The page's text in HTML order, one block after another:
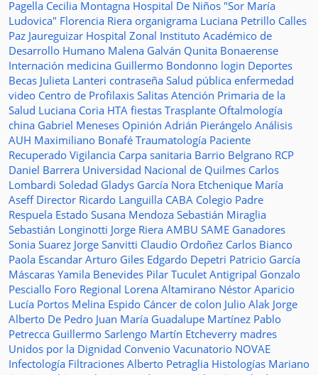
Pagella Cecilia Montagna Hospital De Niños "Sor María
Ludovica" Florencia Riera organigrama Luciana Petrillo Calles
Paz Jaureguizar Hospital Zonal Instituto Académico de
Desarrollo Humano Malena Galván Qunita Bonaerense
Internación medicina Guillermo Bondonno login Deportes
Becas Julieta Lanteri contraseña Salud pública enfermedad
video Centro de Profilaxis Salitas Atención Primaria de la
Salud Luciana Coria HTA fiestas Trasplante Oftalmología
china Gabriel Meneses Opinión Adrián Pierángelo Análisis
AUH Maximiliano Bonafé Traumatología Paciente
Recuperado Vigilancia Carpa sanitaria Barrio Belgrano RCP
Daniel Barrera Universidad Nacional de Quilmes Carlos
Lombardi Soledad Gladys García Nora Etchenique María
Aseff Director Ricardo Languilla CABA Colegio Padre
Respuela Estado Susana Mendoza Sebastián Miraglia
Sebastián Longinotti Jorge Riera AMBU SAME Ganadores
Sonia Suarez Jorge Sanvitti Claudio Ordoñez Carlos Bianco
Paola Escandar Arturo Giles Edgardo Depetri Patricio García
Máscaras Yamila Benevides Pilar Tuculet Antigripal Gonzalo
Pesciallo Foro Regional Lorena Altamirano Néstor Aparicio
Lucía Portos Melina Espido Cáncer de colon Julio Alak Jorge
Alberto De Pedro Juan María Guadalupe Martínez Pablo
Petrecca Guillermo Sarlengo Martín Etcheverry madres
Unidos por la Dignidad Convenio Vacunatorio NOVAE
Infectología Filtraciones Alberto Petraglia Histologías Mariano